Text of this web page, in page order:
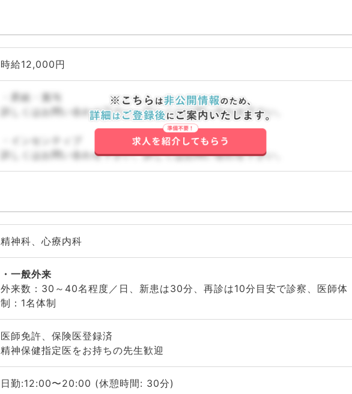
時給12,000円
・昇給・賞与
詳しくはお問い合わせ下さい。詳しくはお問い合わせ下さい。
・インセンティブ
詳しくはお問い合わせ下さい。詳しくはお問い合わせ下さい。
精神科、心療内科
一般外来
外来数：30～40名程度／日、新患は30分、再診は10分目安で診察、医師体
制：1名体制
医師免許、保険医登録済
精神保健指定医をお持ちの先生歓迎
日勤:12:00〜20:00 (休憩時間: 30分)